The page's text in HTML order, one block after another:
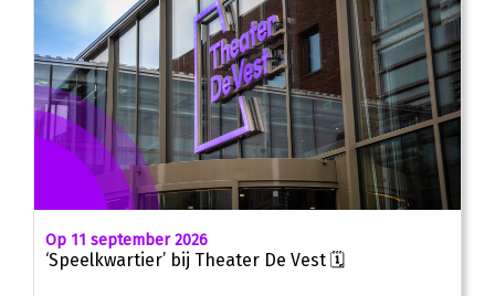
Op 11 september 2026
‘Speelkwartier’ bij Theater De Vest 🗓